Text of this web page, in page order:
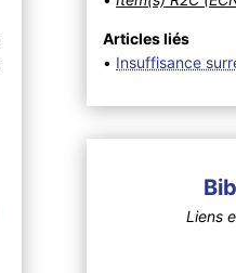
Articles liés
• Insuffisance
Liens